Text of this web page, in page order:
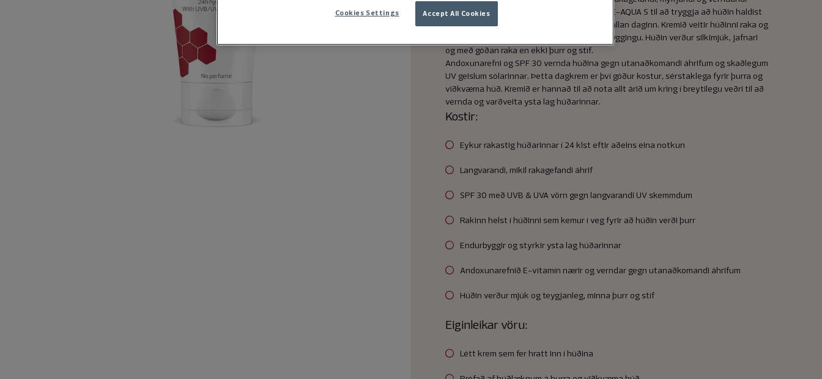
innihaldsefnum eins og Betaín og NEOSOLUE-AQUA S til að tryggja að húðin haldist
rök og nærð. Þú finnur að húðin heldur raka allan daginn. Kremið veitir húðinni raka og
vörn, styrkir húðina og hjálpar til við endurbyggingu. Húðin verður silkimjúk, jafnari
og með góðan raka en ekki þurr og stíf.
Andoxunarefni og SPF 30 vernda húðina gegn utanaðkomandi áhrifum og skaðlegum
UV geislum sólarinnar. Þetta dagkrem er því góður kostur, sérstaklega fyrir þurra og
viðkvæma húð. Kremið er hannað til að nota allt árið um kring í breytilegu veðri til að
vernda og varðveita ysta lag húðarinnar.
Kostir:
Eykur rakastig húðarinnar í 24 klst eftir aðeins eina notkun
Langvarandi, mikil rakagefandi áhrif
SPF 30 með UVB & UVA vörn gegn langvarandi UV skemmdum
Rakinn helst í húðinni sem kemur í veg fyrir að húðin verði þurr
Endurbyggir og styrkir ysta lag húðarinnar
Andoxunarefnið E-vítamín nærir og verndar gegn utanaðkomandi áhrifum
Húðin verður mjúk og teygjanleg, minna þurr og stíf
Eiginleikar vöru:
Létt krem sem fer hratt inn í húðina
Accept All Cookies
Cookies Settings